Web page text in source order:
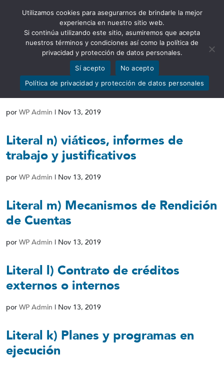
Abrir barra de herramientas
Literal o) Responsable de atender la
información
por WP Admin | Nov 13, 2019
Literal n) viáticos, informes de
trabajo y justificativos
por WP Admin | Nov 13, 2019
Literal m) Mecanismos de Rendición
de Cuentas
por WP Admin | Nov 13, 2019
Literal l) Contrato de créditos
externos o internos
por WP Admin | Nov 13, 2019
Literal k) Planes y programas en
ejecución
Utilizamos cookies para asegurarnos de brindarle la mejor
experiencia en nuestro sitio web.
Si continúa utilizando este sitio, asumiremos que acepta
nuestros términos y condiciones así como la política de
privacidad y protección de datos personales.
Sí acepto
No acepto
Política de privacidad y protección de datos personales